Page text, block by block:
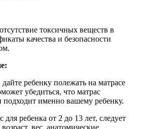
токсичных веществ в
качества и безопасности
ребенку полежать на матрасе
убедиться, что матрас
подходит именно вашему ребенку.
ребенка от 2 до 13 лет, следует
вес, анатомические